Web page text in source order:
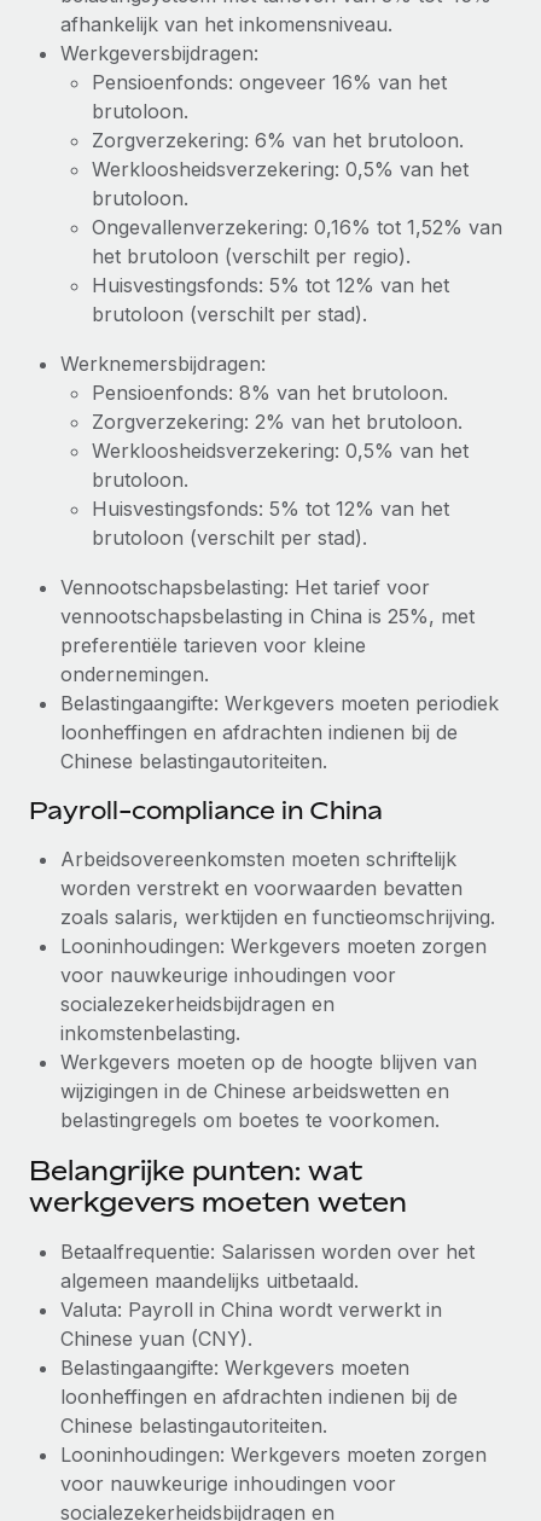
afhankelijk van het inkomensniveau.
Werkgeversbijdragen:
Pensioenfonds: ongeveer 16% van het
brutoloon.
Zorgverzekering: 6% van het brutoloon.
Werkloosheidsverzekering: 0,5% van het
brutoloon.
Ongevallenverzekering: 0,16% tot 1,52% van
het brutoloon (verschilt per regio).
Huisvestingsfonds: 5% tot 12% van het
brutoloon (verschilt per stad).
Werknemersbijdragen:
Pensioenfonds: 8% van het brutoloon.
Zorgverzekering: 2% van het brutoloon.
Werkloosheidsverzekering: 0,5% van het
brutoloon.
Huisvestingsfonds: 5% tot 12% van het
brutoloon (verschilt per stad).
Vennootschapsbelasting: Het tarief voor
vennootschapsbelasting in China is 25%, met
preferentiële tarieven voor kleine
ondernemingen.
Belastingaangifte: Werkgevers moeten periodiek
loonheffingen en afdrachten indienen bij de
Chinese belastingautoriteiten.
Payroll-compliance in China
Arbeidsovereenkomsten moeten schriftelijk
worden verstrekt en voorwaarden bevatten
zoals salaris, werktijden en functieomschrijving.
Looninhoudingen: Werkgevers moeten zorgen
voor nauwkeurige inhoudingen voor
socialezekerheidsbijdragen en
inkomstenbelasting.
Werkgevers moeten op de hoogte blijven van
wijzigingen in de Chinese arbeidswetten en
belastingregels om boetes te voorkomen.
Belangrijke punten: wat
werkgevers moeten weten
Betaalfrequentie: Salarissen worden over het
algemeen maandelijks uitbetaald.
Valuta: Payroll in China wordt verwerkt in
Chinese yuan (CNY).
Belastingaangifte: Werkgevers moeten
loonheffingen en afdrachten indienen bij de
Chinese belastingautoriteiten.
Looninhoudingen: Werkgevers moeten zorgen
voor nauwkeurige inhoudingen voor
socialezekerheidsbijdragen en